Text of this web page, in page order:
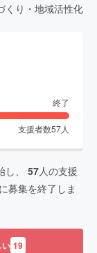
くり・地域活性化
終了
支援者数57人
し、 57人の支援
に募集を終了しま
い 19